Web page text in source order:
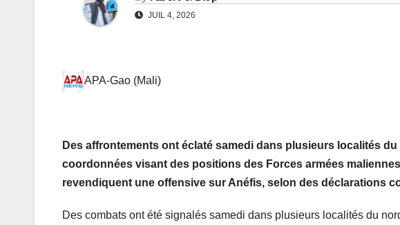
JUIL 4, 2026
APA-Gao (Mali)
Des affrontements ont éclaté samedi dans plusieurs localités
coordonnées visant des positions des Forces armées
revendiquent une offensive sur Anéfis, selon des déclarations
Des combats ont été signalés samedi dans plusieurs localités du